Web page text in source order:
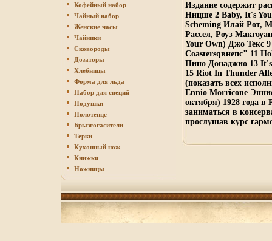
Кофейный набор
Чайный набор
Женские часы
Чайники
Сковороды
Дозаторы
Хлебницы
Форма для льда
Набор для специй
Подушки
Полотенце
Брызгогасители
Терки
Кухонный нож
Книжки
Ножницы
Издание содержит
Ницше 2 Baby, It's
Scheming Илай Рот,
Рассел, Роуз
Your Own) Джо Текс
Coastersqвнепс" 11
Пино Донаджио 13 It's
15 Riot In Thunder
(показать всех
Ennio Morricone
октября) 1928 года в
заниматься в
прослушав курс